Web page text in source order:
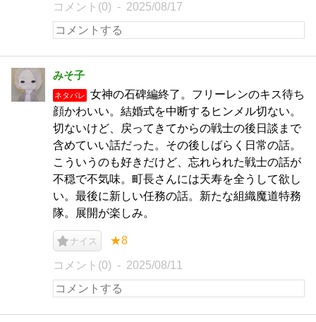
コメント(0) 2025/08/17
みそ子
ネタバレ
女神の石碑編終了。フリーレンのキス待ち
顔かわいい。結婚式を中断するヒンメル切ない。
切ないけど、戻ってきてからの戦士の後日談まで
含めていい話だった。その後しばらく日常の話。
こういうのも好きだけど、忘れられた戦士の話が
不穏で不気味。町長さんには天寿を全うして欲し
い。最後に新しい任務の話。新たな組織魔道特務
隊。展開が楽しみ。
ナイス ★8
コメント(0) 2025/08/11